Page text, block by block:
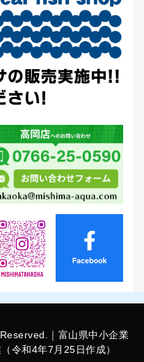
｜富山県中小企業
令和4年7月25日作成）